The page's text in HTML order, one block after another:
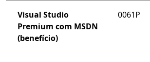
Visual Studio
Premium com MSDN
(benefício)
0061P